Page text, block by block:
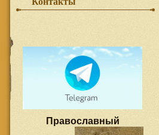
Православный